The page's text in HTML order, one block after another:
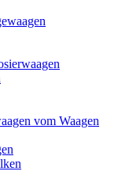
vom Waagen